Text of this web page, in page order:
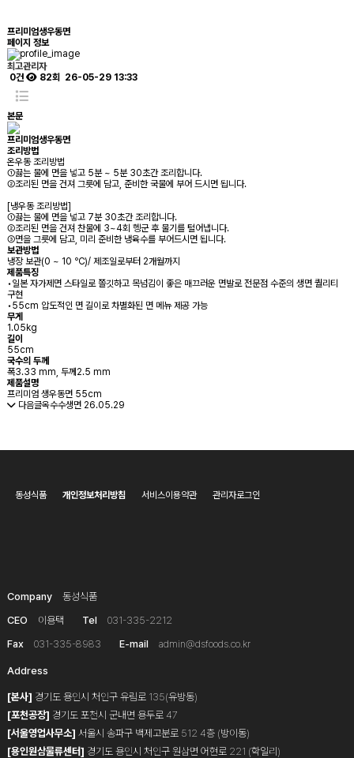
프리미엄생우동면
페이지 정보
최고관리자
0건
82회 26-05-29 13:33
본문
프리미엄생우동면
조리방법
온우동 조리방법
①끓는 물에 면을 넣고 5분 ~ 5분 30초간 조리합니다.
②조리된 면을 건져 그릇에 담고, 준비한 국물에 부어 드시면 됩니다.
[냉우동 조리방법]
①끓는 물에 면을 넣고 7분 30초간 조리합니다.
②조리된 면을 건져 찬물에 3~4회 헹군 후 물기를 털어냅니다.
③면을 그릇에 담고, 미리 준비한 냉육수를 부어드시면 됩니다.
보관방법
냉장 보관(0 ~ 10 ℃)/ 제조일로부터 2개월까지
제품특징
•일본 자가제면 스타일로 쫄깃하고 목넘김이 좋은 매끄러운 면발로 전문점 수준의 생면 퀄리티
구현
•55cm 압도적인 면 길이로 차별화된 면 메뉴 제공 가능
무게
1.05kg
길이
55cm
국수의 두께
폭3.33 mm, 두께2.5 mm
제품설명
프리미엄 생우동면 55cm
다음글옥수수생면 26.05.29
동성식품 개인정보처리방침 서비스이용약관 관리자로그인
Company
동성식품
CEO
이용택 Tel
031-335-2212
Fax
031-335-8983 E-mail admin@dsfoods.co.kr
Address
[본사] 경기도 용인시 처인구 유림로 135(유방동)
[포천공장] 경기도 포천시 군내면 용두로 47
[서울영업사무소] 서울시 송파구 백제고분로 512 4층 (방이동)
[용인원삼물류센터] 경기도 용인시 처인구 원삼면 어현로 221 (학일리)